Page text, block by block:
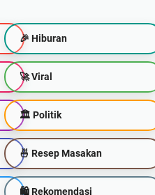
🎉 Hiburan
🚀 Viral
🏛️ Politik
🍜 Resep Masakan
🛍 Rekomendasi